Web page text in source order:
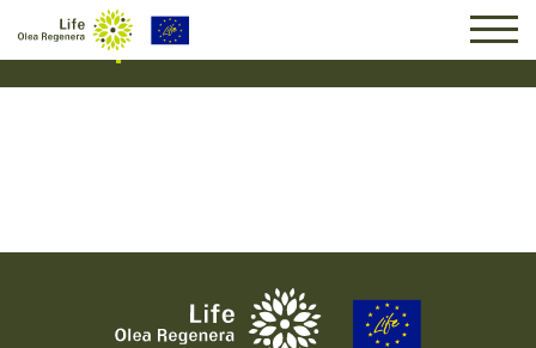
Suscripción #14410